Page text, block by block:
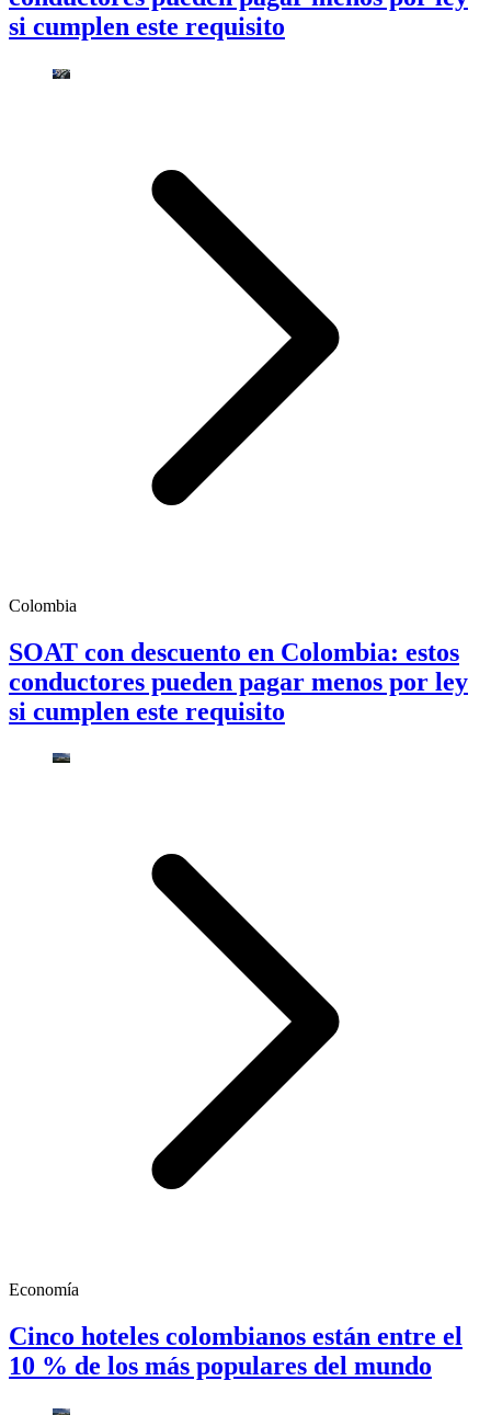
si cumplen este requisito
Colombia
SOAT con descuento en Colombia: estos
conductores pueden pagar menos por ley
si cumplen este requisito
Economía
Cinco hoteles colombianos están entre el
10 % de los más populares del mundo